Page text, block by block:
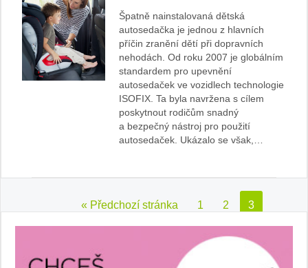
Špatně nainstalovaná dětská
autosedačka je jednou z hlavních
příčin zranění dětí při dopravních
nehodách. Od roku 2007 je globálním
standardem pro upevnění
autosedaček ve vozidlech technologie
ISOFIX. Ta byla navržena s cílem
poskytnout rodičům snadný
a bezpečný nástroj pro použití
autosedaček. Ukázalo se však,…
« Předchozí stránka 1 2 3